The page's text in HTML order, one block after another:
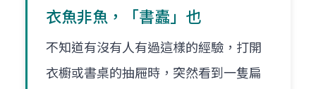
衣魚非魚，「書蠹」也
不知道有沒有人有過這樣的經驗，打開
衣櫥或書桌的抽屜時，突然看到一隻扁